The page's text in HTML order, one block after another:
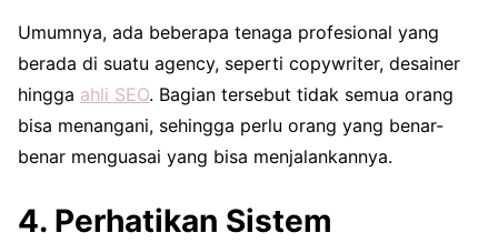
Umumnya, ada beberapa tenaga profesional yang
berada di suatu agency, seperti copywriter, desainer
hingga ahli SEO. Bagian tersebut tidak semua orang
bisa menangani, sehingga perlu orang yang benar-
benar menguasai yang bisa menjalankannya.
4. Perhatikan Sistem